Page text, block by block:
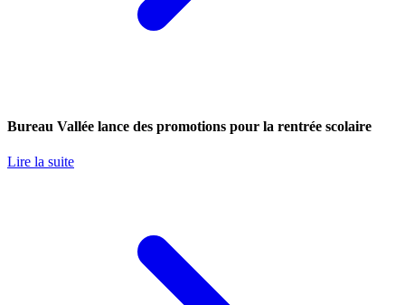
Bureau Vallée lance des promotions pour la rentrée scolaire
Lire la suite